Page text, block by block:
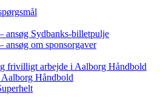
ansøg Sydbanks-billetpulje
ansøg om sponsorgaver
frivilligt arbejde i Aalborg Håndbold
Håndbold